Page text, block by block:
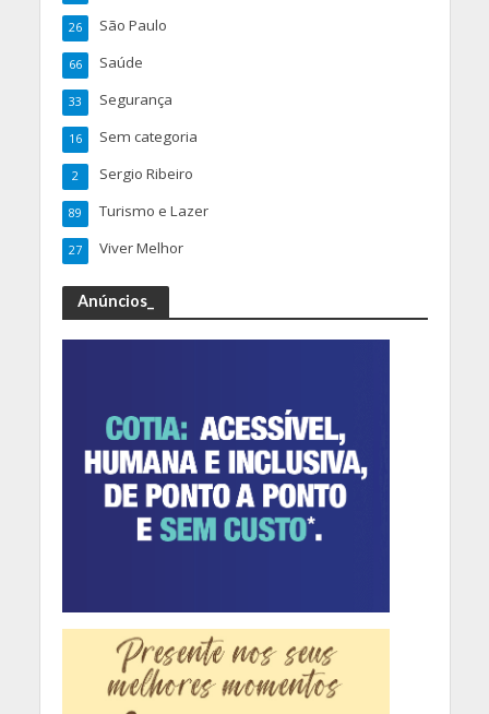
São Paulo
26
Saúde
66
Segurança
33
Sem categoria
16
Sergio Ribeiro
2
Turismo e Lazer
89
Viver Melhor
27
Anúncios_